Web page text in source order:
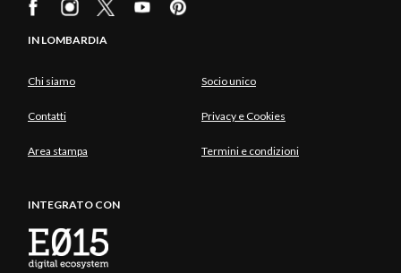
IN LOMBARDIA
Chi siamo Socio unico
Contatti Privacy e Cookies
Area stampa Termini e condizioni
INTEGRATO CON